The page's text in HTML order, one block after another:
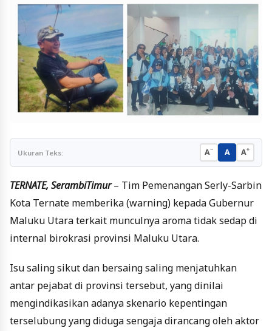
Ukuran Teks: A− A A+
TERNATE, SerambiTimur – Tim Pemenangan Serly-Sarbin
Kota Ternate memberika (warning) kepada Gubernur
Maluku Utara terkait munculnya aroma tidak sedap di
internal birokrasi provinsi Maluku Utara.
Isu saling sikut dan bersaing saling menjatuhkan
antar pejabat di provinsi tersebut, yang dinilai
mengindikasikan adanya skenario kepentingan
terselubung yang diduga sengaja dirancang oleh aktor